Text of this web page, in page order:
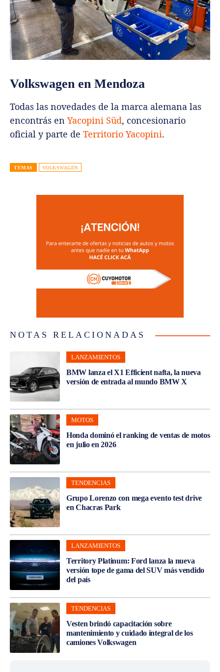
Volkswagen en Mendoza
Todas las novedades de la marca alemana las
encontrás en Yacopini Süd, concesionario
oficial y parte de Territorio Yacopini.
TEMAS VOLKSWAGEN
NOTAS RELACIONADAS
LANZAMIENTOS
BMW lanza el X1 Efficient nafta, la nueva
versión de entrada al mundo BMW X
MOTOS
Honda dominó el ranking de ventas de motos
en julio en 2026
TENDENCIAS
Grupo Lorenzo con mega evento test drive
en Chacras Park
LANZAMIENTOS
Territory Platinum: Ford lanza la nueva
versión tope de gama del SUV más vendido
del país
TENDENCIAS
Vesten brindó capacitación sobre
mantenimiento y cuidado integral de los
camiones Volkswagen